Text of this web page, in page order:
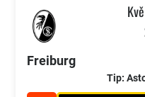
Freiburg
Tip: